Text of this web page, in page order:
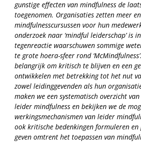
gunstige effecten van mindfulness de
toegenomen. Organisaties zetten meer
mindfulnesscursussen voor hun
onderzoek naar ‘mindful leiderschap’ is
tegenreactie waarschuwen sommige
te grote hoera-sfeer rond
belangrijk om kritisch te blijven en een
ontwikkelen met betrekking tot het nut
zowel leidinggevenden als hun
maken we een systematisch overzicht
leider mindfulness en bekijken we de
werkingsmechanismen van leider
ook kritische bedenkingen formuleren en
geven omtrent het toepassen van